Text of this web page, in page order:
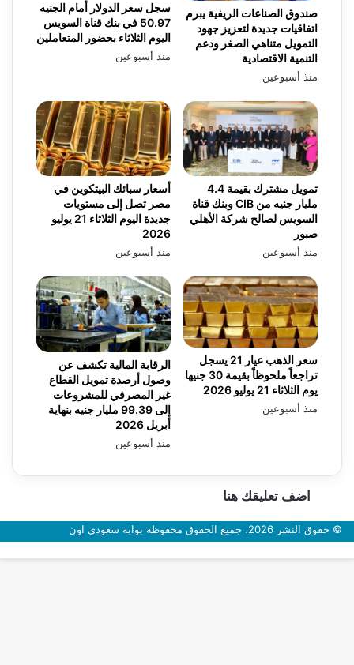
سجل سعر الدولار أمام الجنيه
50.97 في بنك قناة السويس
اليوم الثلاثاء بحضور المتعاملين
منذ أسبوعين
صندوق الصناعات الريفية يبرم
اتفاقيات جديدة لتعزيز جهود
التمويل متناهي الصغر ودعم
التنمية الاقتصادية
منذ أسبوعين
أسعار سبائك البيتكوين في
مصر تصل إلى مستويات
جديدة اليوم الثلاثاء 21 يوليو
2026
منذ أسبوعين
تمويل مشترك بقيمة 4.4
مليار جنيه من CIB وبنك قناة
السويس لصالح شركة الأهلي
صبور
منذ أسبوعين
الرقابة المالية تكشف عن
وصول أرصدة تمويل القطاع
غير المصرفي للمشروعات
إلى 99.39 مليار جنيه بنهاية
أبريل 2026
منذ أسبوعين
سعر الذهب عيار 21 يسجل
تراجعاً ملحوظاً بقيمة 30 جنيها
يوم الثلاثاء 21 يوليو 2026
منذ أسبوعين
اضف تعليقك هنا
© حقوق النشر 2026، جميع الحقوق محفوظة بوابة سعودي اون